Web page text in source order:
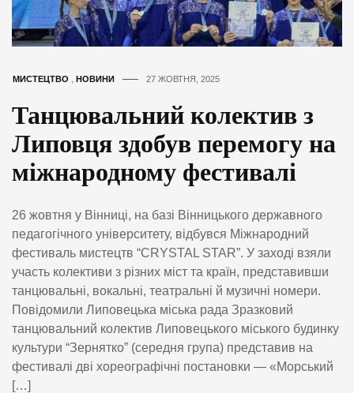
МИСТЕЦТВО , НОВИНИ 27 ЖОВТНЯ, 2025
Танцювальний колектив з
Липовця здобув перемогу на
міжнародному фестивалі
26 жовтня у Вінниці, на базі Вінницького державного
педагогічного університету, відбувся Міжнародний
фестиваль мистецтв “CRYSTAL STAR”. У заході взяли
участь колективи з різних міст та країн, представивши
танцювальні, вокальні, театральні й музичні номери.
Повідомили Липовецька міська рада Зразковий
танцювальний колектив Липовецького міського будинку
культури “Зернятко” (середня група) представив на
фестивалі дві хореографічні постановки — «Морський
[…]